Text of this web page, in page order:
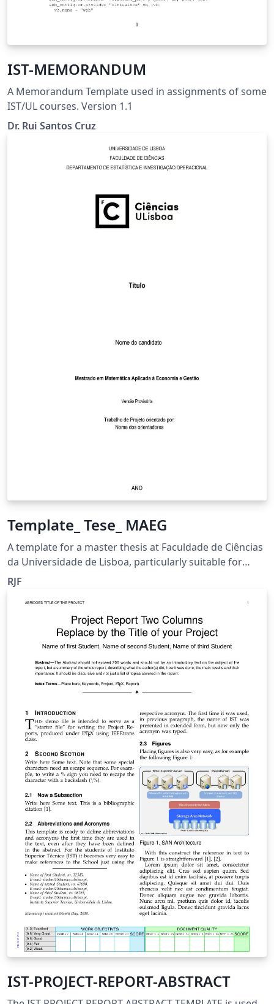
IST-MEMORANDUM
A Memorandum Template used in assignments of some
IST/UL courses. Version 1.1
Dr. Rui Santos Cruz
Template_ Tese_ MAEG
A template for a master thesis at Faculdade de Ciências
da Universidade de Lisboa, particularly suitable for
MAEG students.
RJF
IST-PROJECT-REPORT-ABSTRACT